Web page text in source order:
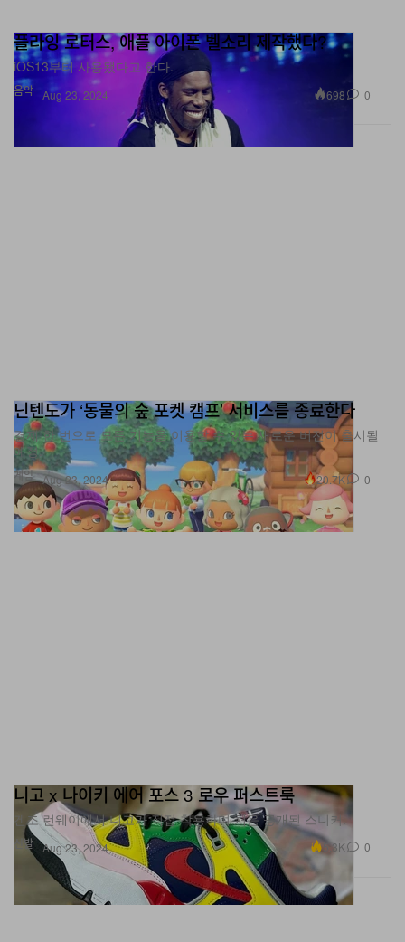
음악
플라잉 로터스, 애플 아이폰 벨소리 제작했다?
iOS13부터 사용됐다고 한다.
Aug 23, 2024 698 0
게임
닌텐도가 ‘동물의 숲 포켓 캠프’ 서비스를 종료한다
결제 한 번으로 모든 기능을 이용할 수 있는 새로운 버전이 출시될
예정.
Aug 23, 2024 20.7K 0
신발
니고 x 나이키 에어 포스 3 로우 퍼스트룩
겐조 런웨이에서 니고가 직접 착용하며 처음 공개된 스니커.
Aug 23, 2024 5.3K 0